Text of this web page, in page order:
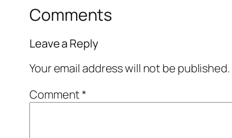
Comments
Leave a Reply
Your email address will not be published.
Comment*